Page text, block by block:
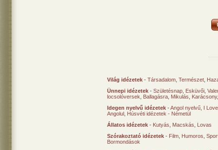
Világ idézetek - Társadalom Természet
Ünnepi idézetek - Születésnap Esküvői
locsolóversek
Ballagásra Mikulás Karácsony
Idegen nyelvű idézetek -Angol nyelvű I
Angolul Húsvéti idézetek - Németül
Állatos idézetek - Kutyás Macskás
Lovas
Szórakoztató idézetek - Film Humoros
Bormondások